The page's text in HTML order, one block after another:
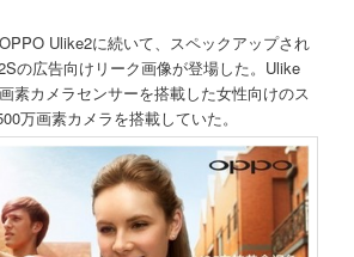
Ulike2に続いて、スペックアップされ
の広告向けリーク画像が登場した。Ulike
素カメラセンサーを搭載した女性向けのス
万画素カメラを搭載していた。